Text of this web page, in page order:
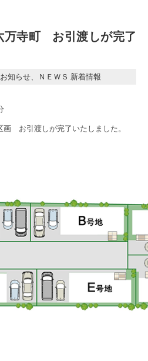
万寺町 お引渡しが完了
お知らせ、 ＮＥＷＳ 新着情報
お引渡しが完了いたしました。